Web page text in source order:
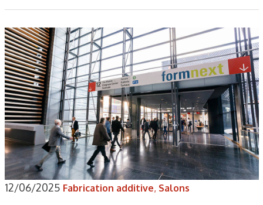
12/06/2025 Fabrication additive, Salons